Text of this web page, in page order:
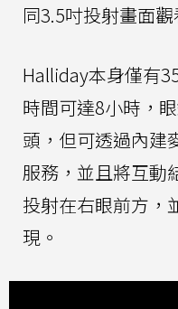
同3.5吋投射畫面觀
Halliday本身僅有
時間可達8小時，
頭，但可透過內建
服務，並且將互動
投射在右眼前方，
現。